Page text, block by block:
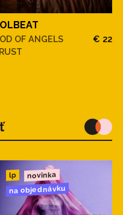
OF ANGELS
€ 22
lp novinka
na objednávku